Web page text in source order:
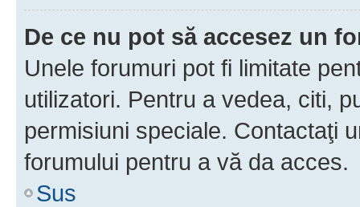
De ce nu pot să accesez un
Unele forumuri pot fi limitate
utilizatori. Pentru a vedea, citi,
permisiuni speciale. Contactaţi
forumului pentru a vă da acces.
Sus